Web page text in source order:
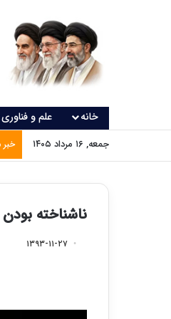
خانه علم و فناوری
جمعه, ۱۶ مرداد ۱۴۰۵ خبر
ناشناخته
۱۳۹۳-۱۱-۲۷